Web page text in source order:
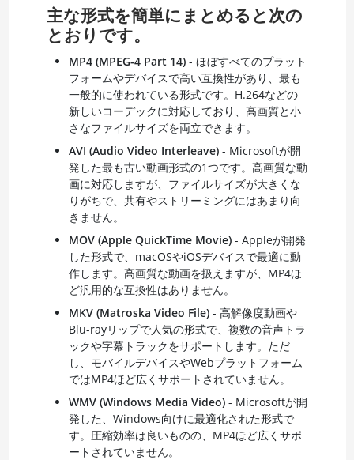
主な形式を簡単にまとめると次の
とおりです。
MP4 (MPEG-4 Part 14)- ほぼすべてのプラット
フォームやデバイスで高い互換性があり、最も
一般的に使われている形式です。H.264などの
新しいコーデックに対応しており、高画質と小
さなファイルサイズを両立できます。
AVI (Audio Video Interleave)- Microsoftが開
発した最も古い動画形式の1つです。高画質な動
画に対応しますが、ファイルサイズが大きくな
りがちで、共有やストリーミングにはあまり向
きません。
MOV (Apple QuickTime Movie)- Appleが開発
した形式で、macOSやiOSデバイスで最適に動
作します。高画質な動画を扱えますが、MP4ほ
ど汎用的な互換性はありません。
MKV (Matroska Video File)- 高解像度動画や
Blu-rayリップで人気の形式で、複数の音声トラ
ックや字幕トラックをサポートします。ただ
し、モバイルデバイスやWebプラットフォーム
ではMP4ほど広くサポートされていません。
WMV (Windows Media Video)- Microsoftが開
発した、Windows向けに最適化された形式で
す。圧縮効率は良いものの、MP4ほど広くサポ
ートされていません。